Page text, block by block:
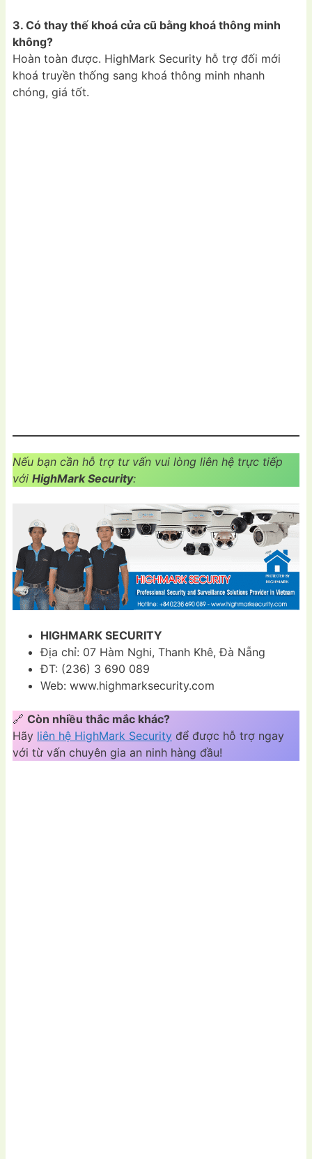
3. Có thay thế khoá cửa cũ bằng khoá thông minh
không?
Hoàn toàn được. HighMark Security hỗ trợ đối mới
khoá truyền thống sang khoá thông minh nhanh
chóng, giá tốt.
Nếu bạn cần hỗ trợ tư vấn vui lòng liên hệ trực tiếp
với HighMark Security:
HIGHMARK SECURITY
Địa chỉ: 07 Hàm Nghi, Thanh Khê, Đà Nẵng
ĐT: (236) 3 690 089
Web: www.highmarksecurity.com
🔗 Còn nhiều thắc mắc khác?
Hãy liên hệ HighMark Security để được hỗ trợ ngay
với từ vấn chuyên gia an ninh hàng đầu!